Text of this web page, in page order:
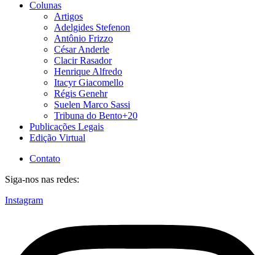
Colunas
Artigos
Adelgides Stefenon
Antônio Frizzo
César Anderle
Clacir Rasador
Henrique Alfredo
Itacyr Giacomello
Régis Genehr
Suelen Marco Sassi
Tribuna do Bento+20
Publicações Legais
Edição Virtual
Contato
Siga-nos nas redes:
Instagram